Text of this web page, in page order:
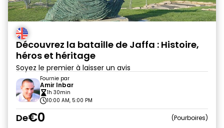
Découvrez la bataille de Jaffa : Histoire,
héros et héritage
Soyez le premier à laisser un avis
Fournie par
Amir Inbar
1h 30min
10:00 AM, 5:00 PM
De€0 Pourboires